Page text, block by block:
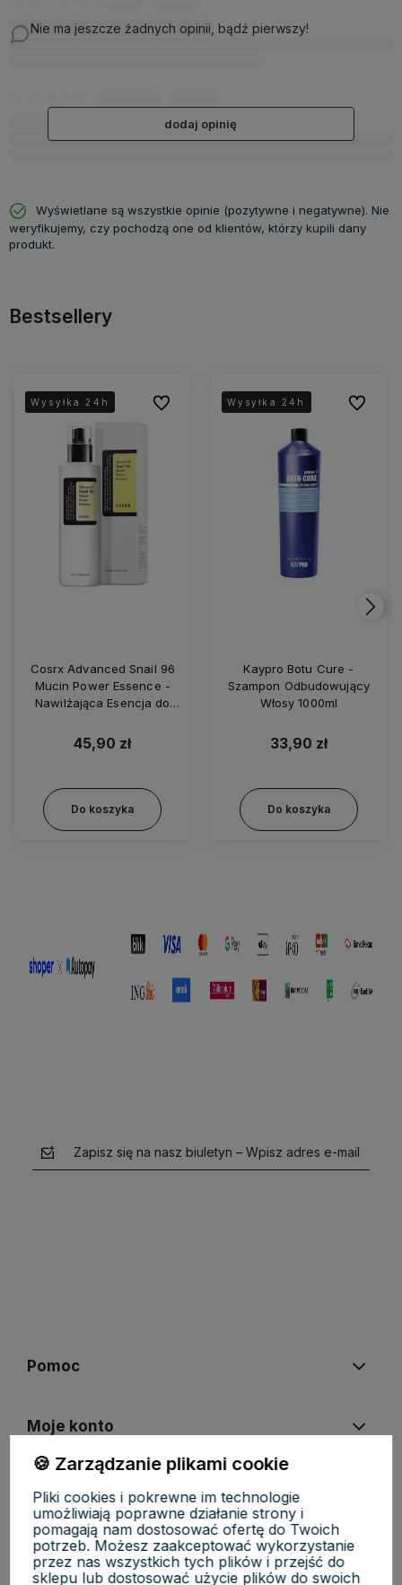
Nie ma jeszcze żadnych opinii, bądź pierwszy!
dodaj opinię
Wyświetlane są wszystkie opinie (pozytywne i negatywne). Nie
weryfikujemy, czy pochodzą one od klientów, którzy kupili dany
produkt.
Bestsellery
Wysyłka 24h
Wysyłka 24h
Wysyłka 24h
Cosrx Advanced Snail 96
Mucin Power Essence -
Nawilżająca Esencja do
Śluzu Ślimaka 100ml
45,90 zł
Do koszyka
Do ulubionychWysyłka 24h
Wysyłka 24h
Wysyłka 24h
Kaypro Botu Cure -
Szampon Odbudowujący
Włosy 1000ml
33,90 zł
Do koszyka
Do
Zapisz się na nasz biuletyn – Wpisz adres e-mail
Pomoc
Moje konto
Informacje
🍪 Zarządzanie plikami cookie
Pliki cookies i pokrewne im technologie
umożliwiają poprawne działanie strony i
pomagają nam dostosować ofertę do Twoich
potrzeb. Możesz zaakceptować wykorzystanie
przez nas wszystkich tych plików i przejść do
sklepu lub dostosować użycie plików do swoich